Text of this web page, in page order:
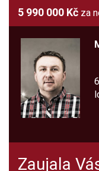
5 990 000 Kč za
Zaujala